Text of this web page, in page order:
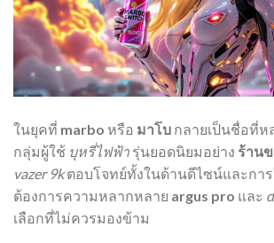
ในยุคที่ marbo หรือ มาโบ กลายเป็นชื่อที่ห
กลุ่มผู้ใช้ บุหรี่ไฟฟ้า รุ่นยอดนิยมอย่าง ร้าน
vazer 9kตอบโจทย์ทั้งในด้านดีไซน์และกา
ต้องการความหลากหลาย argus pro และ
เลือกที่ไม่ควรมองข้าม